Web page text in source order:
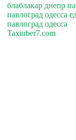
блаблакар днепр
павлоград одесса
павлоград одесса
Taxiuber7.com